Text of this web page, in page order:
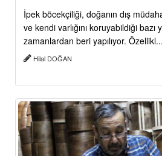
İpek böcekçiliği, doğanın dış
ve kendi varlığını koruyabildiği
zamanlardan beri yapılıyor. Özellikl...
Hilal DOĞAN